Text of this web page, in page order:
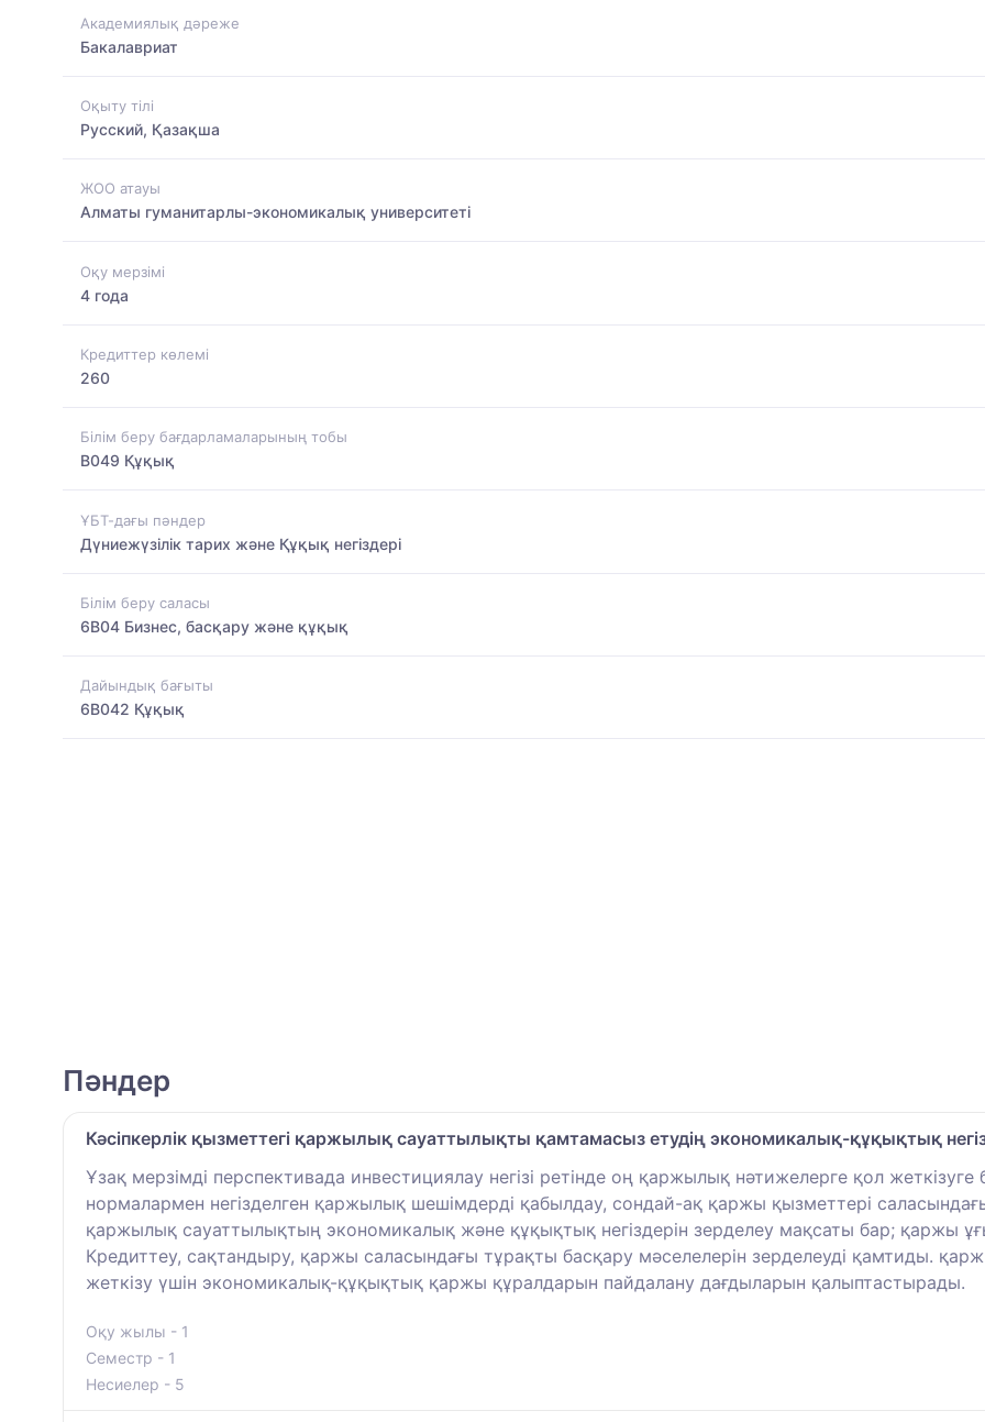
Академиялық дәреже
Бакалавриат
Оқыту тілі
Русский, Қазақша
ЖОО атауы
Алматы гуманитарлы-экономикалық университеті
Оқу мерзімі
4 года
Кредиттер көлемі
260
Білім беру бағдарламаларының тобы
B049 Құқық
ҰБТ-дағы пәндер
Дүниежүзілік тарих және Құқық негіздері
Білім беру саласы
6B04 Бизнес, басқару және құқық
Дайындық бағыты
6B042 Құқық
Пәндер
Кәсіпкерлік қызметтегі қаржылық сауаттылықты қамтамасыз етудің экономикалық-құқықтық
Ұзақ мерзімді перспективада инвестициялау негізі ретінде оң қаржылық нәтижелерге қол
нормалармен негізделген қаржылық шешімдерді қабылдау, сондай-ақ қаржы қызметтері
қаржылық сауаттылықтың экономикалық және құқықтық негіздерін зерделеу мақсаты бар; қаржы
Кредиттеу, сақтандыру, қаржы саласындағы тұрақты басқару мәселелерін зерделеуді қамтиды.
жеткізу үшін экономикалық-құқықтық қаржы құралдарын пайдалану дағдыларын қалыптастырады.
Оқу жылы - 1
Семестр - 1
Несиелер - 5